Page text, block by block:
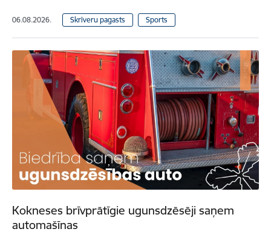
06.08.2026. Skrīveru pagasts Sports
Kokneses brīvprātīgie ugunsdzēsēji saņem
automašīnas